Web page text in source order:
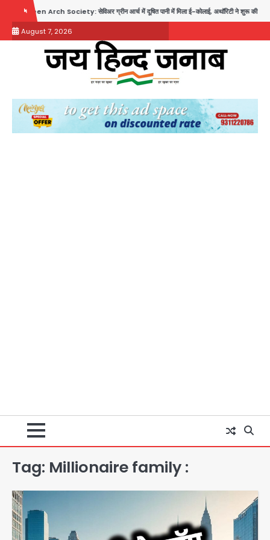
content
Arch Society: सेविअर ग्रीन आर्च में दूषित पानी में मिला ई-कोलाई, अथॉरिटी ने शुरू की सैंपलिंग जांच
August 7, 2026
Tag: Millionaire family :